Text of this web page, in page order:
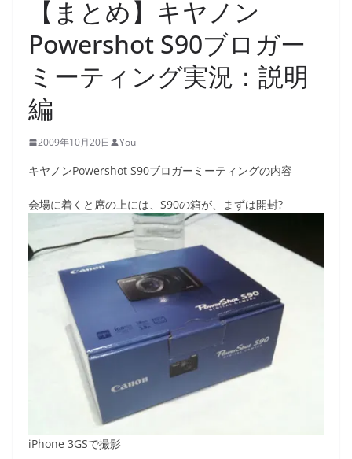
【まとめ】キヤノン
Powershot S90ブロガー
ミーティング実況：説明
編
2009年10月20日 You
キヤノンPowershot S90ブロガーミーティングの内容
会場に着くと席の上には、S90の箱が、まずは開封?
iPhone 3GSで撮影